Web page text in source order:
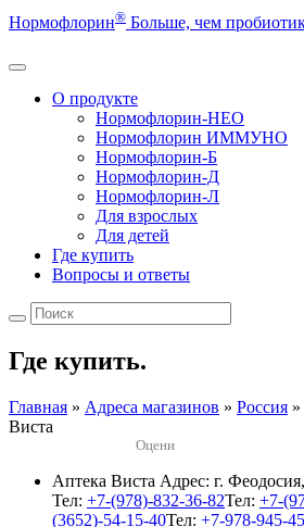
Нормофлорин® Больше, чем
О продукте
Нормофлорин-НЕО
Нормофлорин ИММУНО
Нормофлорин-Б
Нормофлорин-Д
Нормофлорин-Л
Для взрослых
Для детей
Где купить
Вопросы и ответы
Где купить.
Главная » Адреса магазинов » Россия »
Виста
Оцени
Аптека Виста Адрес: г.
Тел: +7-(978)-832-36-82Тел: +7-
(3652)-54-15-40Тел: +7-978-945-